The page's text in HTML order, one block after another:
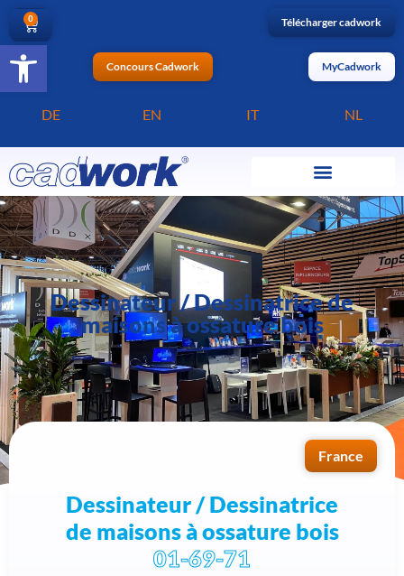
Ouvrir la barre d’outils
0 Télécharger cadwork
Concours Cadwork MyCadwork
DE EN IT NL
Dessinateur / Dessinatrice de
maisons à ossature bois
France
Dessinateur / Dessinatrice
de maisons à ossature bois
01-69-71